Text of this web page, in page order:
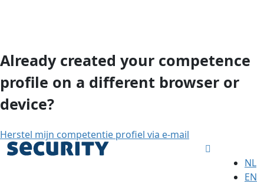
Already created your competence
profile on a different browser or
device?
Herstel mijn competentie profiel via e-mail
NL
EN